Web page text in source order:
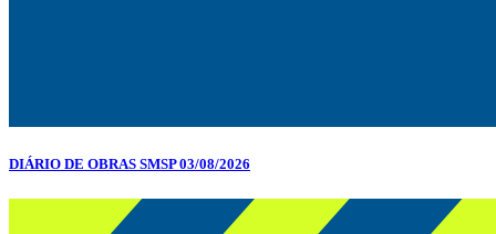
DIÁRIO DE OBRAS SMSP 03/08/2026